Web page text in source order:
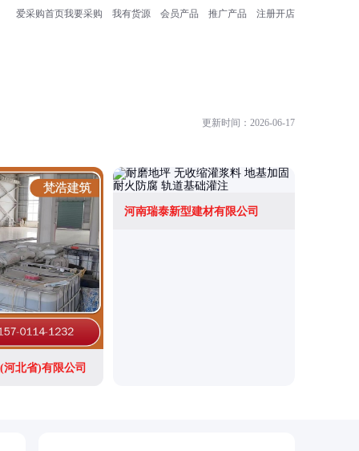
爱采购首页我要采购 我有货源 会员产品 推广产品 注册开店
更新时间：2026-06-17
北省)有限公司
河南瑞泰新型建材有限公司